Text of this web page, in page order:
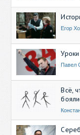
Егор
Павел
Всё,